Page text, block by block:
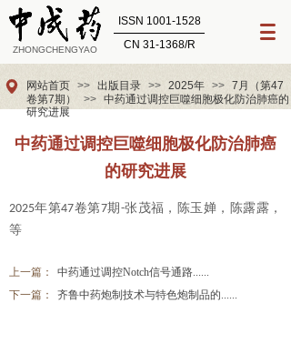
ISSN 1001-1528
ZHONGCHENGYAO CN 31-1368/R
网站首页 >> 出版目录 >> 2025年 >> 7月（第47
卷第7期）
>> 中药通过调控巨噬细胞极化防治肺癌的
研究进展
中药通过调控巨噬细胞极化防治肺癌
的研究进展
2025年第47卷第7期 -张茂福，陈玉婵，陈露露，
等
上一篇：
中药通过调控Notch信号通路......
下一篇：
齐鲁中药炮制技术与特色炮制品的......